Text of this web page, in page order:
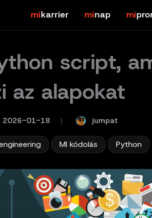
karrier nap
script,
az alapokat
2026-01-18 jumpat
MI kódolás Python